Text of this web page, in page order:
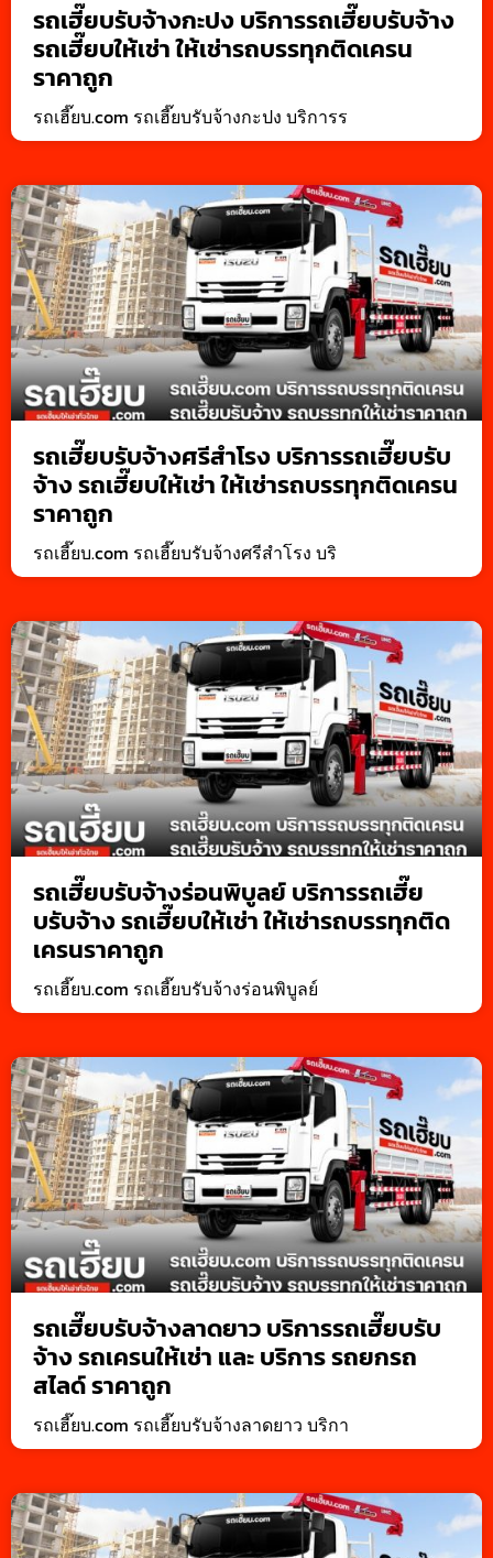
รถเฮี๊ยบรับจ้างกะปง บริการรถเฮี๊ยบรับจ้าง
รถเฮี๊ยบให้เช่า ให้เช่ารถบรรทุกติดเครน
ราคาถูก
รถเฮี๊ยบ.com รถเฮี๊ยบรับจ้างกะปง บริการร
รถเฮี๊ยบรับจ้างศรีสำโรง บริการรถเฮี๊ยบรับ
จ้าง รถเฮี๊ยบให้เช่า ให้เช่ารถบรรทุกติดเครน
ราคาถูก
รถเฮี๊ยบ.com รถเฮี๊ยบรับจ้างศรีสำโรง บริ
รถเฮี๊ยบรับจ้างร่อนพิบูลย์ บริการรถเฮี๊ย
บรับจ้าง รถเฮี๊ยบให้เช่า ให้เช่ารถบรรทุกติด
เครนราคาถูก
รถเฮี๊ยบ.com รถเฮี๊ยบรับจ้างร่อนพิบูลย์
รถเฮี๊ยบรับจ้างลาดยาว บริการรถเฮี๊ยบรับ
จ้าง รถเครนให้เช่า และ บริการ รถยกรถ
สไลด์ ราคาถูก
รถเฮี๊ยบ.com รถเฮี๊ยบรับจ้างลาดยาว บริกา